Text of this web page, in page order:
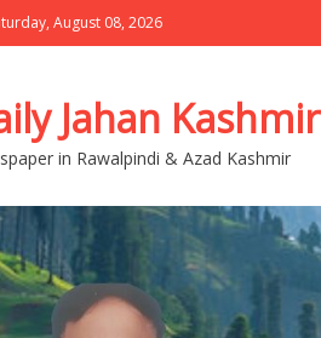
August 08, 2026
Jahan Kashmir
in Rawalpindi & Azad Kashmir